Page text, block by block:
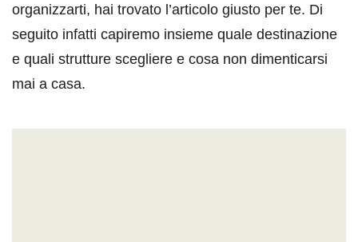
organizzarti, hai trovato l’articolo giusto per te. Di
seguito infatti capiremo insieme quale destinazione
e quali strutture scegliere e cosa non dimenticarsi
mai a casa.